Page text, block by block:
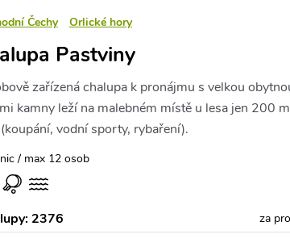
Čechy Orlické hory
Pastviny
zařízená chalupa k pronájmu s velkou
kamny leží na malebném místě u lesa jen 200
vodní sporty, rybaření).
/ max 12 osob
2376 za